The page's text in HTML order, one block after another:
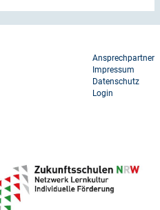
Footer
menu
Ansprechpartner
Impressum
Datenschutz
Login